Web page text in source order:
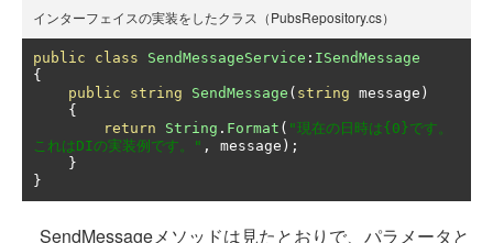
インターフェイスの実装をしたクラス（PubsRepository.cs）
public class SendMessageService : ISendMessage
{
public
string SendMessage ( string message )
{
return
String . Format ( "現在の日時は{0}です。
これはDIの実装例です。" , message );
}
}
SendMessageメソッドは見たとおりで、パラメータと